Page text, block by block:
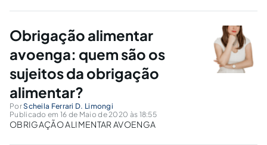
como isso pode ser feito? Já ouviram falar em
Obrigação alimentar
avoenga: quem são os
sujeitos da obrigação
alimentar?
PorScheila Ferrari D. Limongi
Publicado em 16 de Maio de 2020 às 18:55
OBRIGAÇÃO ALIMENTAR AVOENGA